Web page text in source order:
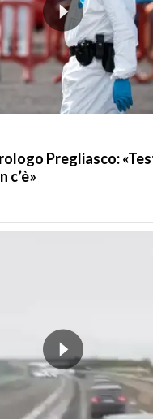
Pregliasco:
c’è»